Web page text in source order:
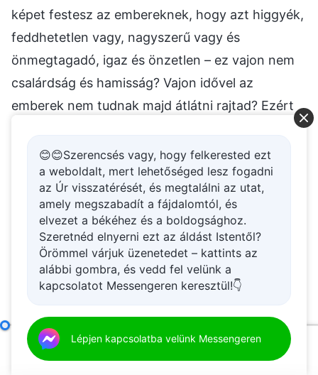
képet festesz az embereknek, hogy azt higgyék,
feddhetetlen vagy, nagyszerű vagy és
önmegtagadó, igaz és önzetlen – ez vajon nem
csalárdság és hamisság? Vajon idővel az
emberek nem tudnak majd átlátni rajtad? Ezért
Helyette tárd ki fedetlenül, önmagadat és
szívedet, hogy a többiek lássák. Ha képes vagy
lecsupaszítani a szívedet, hogy mások láthassák,
ha minden gondolatodat és tervedet – mind a
pozitívokat, mind a negatívokat képes vagy
kiteríteni takargatás nélkül, az nem
becsületesség? Ha képes vagy kitárulkozni
mondja majd: „Ha kitárulkoztál mások előtt, hogy
lássanak, akkor Előttem is bizonyára becsületes
😊😊Szerencsés vagy, hogy felkerested ezt
a weboldalt, mert lehetőséged lesz fogadni
az Úr visszatérését, és megtalálni az utat,
amely megszabadít a fájdalomtól, és
elvezet a békéhez és a boldogsághoz.
Szeretnéd elnyerni ezt az áldást Istentől?
Örömmel várjuk üzenetedet – kattints az
alábbi gombra, és vedd fel velünk a
kapcsolatot Messengeren keresztül!👇
Lépjen kapcsolatba velünk Messengeren
A becsületes emberi lét legalapvetőbb gyakorlata (Első